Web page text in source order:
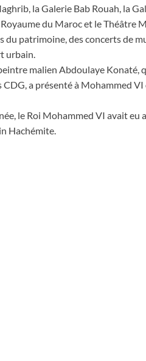
la Galerie Bab Rouah, la
du Maroc et le Théâtre
du patrimoine, des concerts de
urbain.
malien Abdoulaye Konaté,
CDG, a présenté à Mohammed
le Roi Mohammed VI avait
Hachémite.